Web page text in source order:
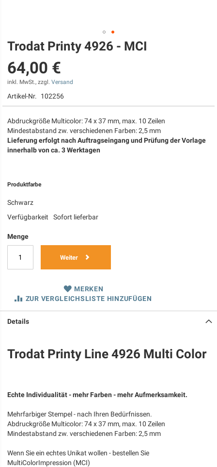
Zum
Anfang
der
Bildgalerie
springen
Trodat Printy 4926 - MCI
64,00 €
inkl. MwSt., zzgl. Versand
Artikel-Nr. 102256
Abdruckgröße Multicolor: 74 x 37 mm, max. 10 Zeilen
Mindestabstand zw. verschiedenen Farben: 2,5 mm
Lieferung erfolgt nach Auftragseingang und Prüfung der Vorlage
innerhalb von ca. 3 Werktagen
Produktfarbe
Schwarz
Verfügbarkeit
Sofort lieferbar
Menge
Weiter
MERKEN
ZUR VERGLEICHSLISTE HINZUFÜGEN
Details
Trodat Printy Line 4926 Multi Color
Echte Individualität - mehr Farben - mehr Aufmerksamkeit.
Mehrfarbiger Stempel - nach Ihren Bedürfnissen.
Abdruckgröße Multicolor: 74 x 37 mm, max. 10 Zeilen
Mindestabstand zw. verschiedenen Farben: 2,5 mm
Wenn Sie ein echtes Unikat wollen - bestellen Sie
MultiColorImpression (MCI)